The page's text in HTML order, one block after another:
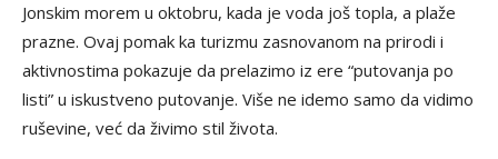
Jonskim morem u oktobru, kada je voda još topla, a plaže
prazne. Ovaj pomak ka turizmu zasnovanom na prirodi i
aktivnostima pokazuje da prelazimo iz ere “putovanja po
listi” u iskustveno putovanje. Više ne idemo samo da vidimo
ruševine, već da živimo stil života.